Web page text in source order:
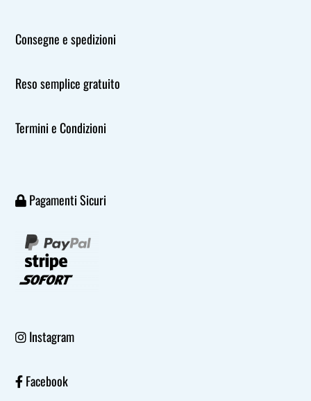
Consegne e spedizioni
Reso semplice gratuito
Termini e Condizioni
Pagamenti Sicuri
Instagram
Facebook